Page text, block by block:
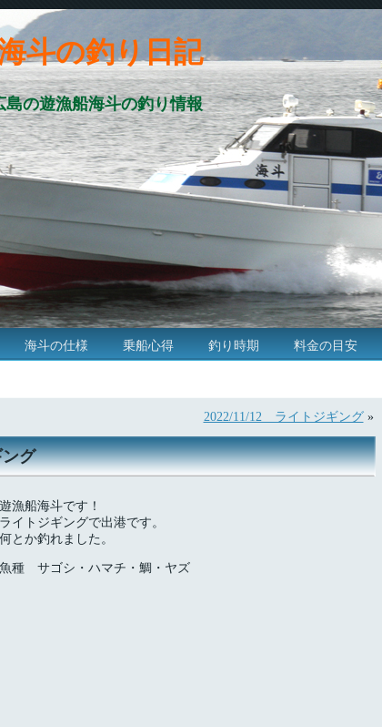
斗の釣り日記
島の遊漁船海斗の釣り情報
海斗の仕様 乗船心得 釣り時期 料金の目安
2022/11/12 ライトジギング»
グ
遊漁船海斗です！
ライトジギングで出港です。
何とか釣れました。
魚種 サゴシ・ハマチ・鯛・ヤズ